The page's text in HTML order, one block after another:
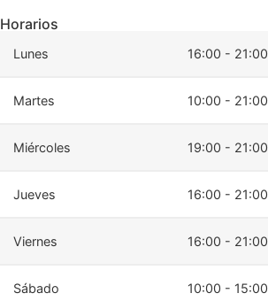
Horarios
Lunes 16:00 - 21:00
Martes 10:00 - 21:00
Miércoles 19:00 - 21:00
Jueves 16:00 - 21:00
Viernes 16:00 - 21:00
Sábado 10:00 - 15:00